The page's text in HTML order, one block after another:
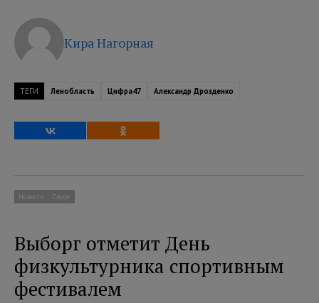
Кира Нагорная
ТЕГИ Ленобласть Цифра47 Александр Дрозденко
Новости Спорт
Выборг отметит День
физкультурника спортивным
фестивалем